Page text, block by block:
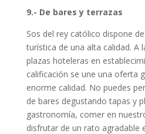
9.- De bares y terrazas
Sos del rey católico dispone
turística de una alta calidad. A
plazas hoteleras en
calificación se une una oferta
enorme calidad. No puedes
de bares degustando tapas y
gastronomía, comer en
disfrutar de un rato agradable